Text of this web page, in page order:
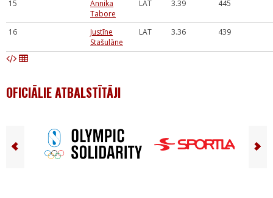
15
Annika
Tabore
LAT 3.39 445
16
Justīne
Stašulāne
LAT 3.36 439
OFICIĀLIE ATBALSTĪTĀJI